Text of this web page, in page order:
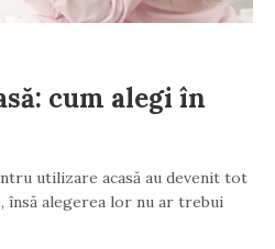
cum alegi în
utilizare acasă au devenit tot
însă alegerea lor nu ar trebui